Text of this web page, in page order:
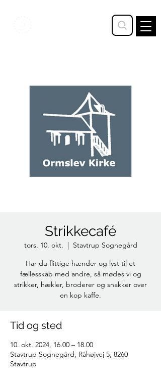
Strikkecafé
tors. 10. okt.
  |
Stavtrup Sognegård
Har du flittige hænder og lyst til et
fællesskab med andre, så mødes vi og
strikker, hækler, broderer og snakker over
en kop kaffe.
Tid og sted
10. okt. 2024, 16.00 – 18.00
Stavtrup Sognegård, Råhøjvej 5, 8260
Stavtrup